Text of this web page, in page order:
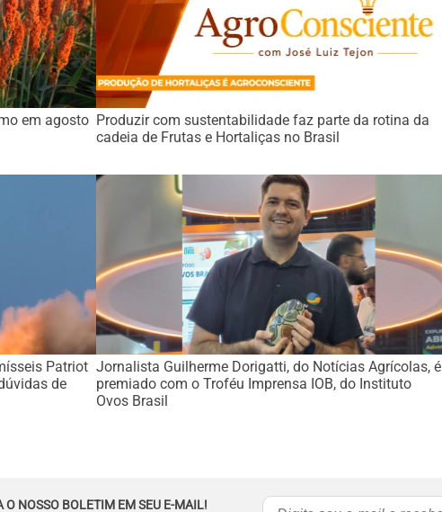
em agosto Produzir com sustentabilidade faz parte da rotina da
cadeia de Frutas e Hortaliças no Brasil
Patriot
de
Jornalista Guilherme Dorigatti, do Notícias Agrícolas, é
premiado com o Troféu Imprensa IOB, do Instituto
Ovos Brasil
O NOSSO BOLETIM EM SEU E-MAIL!